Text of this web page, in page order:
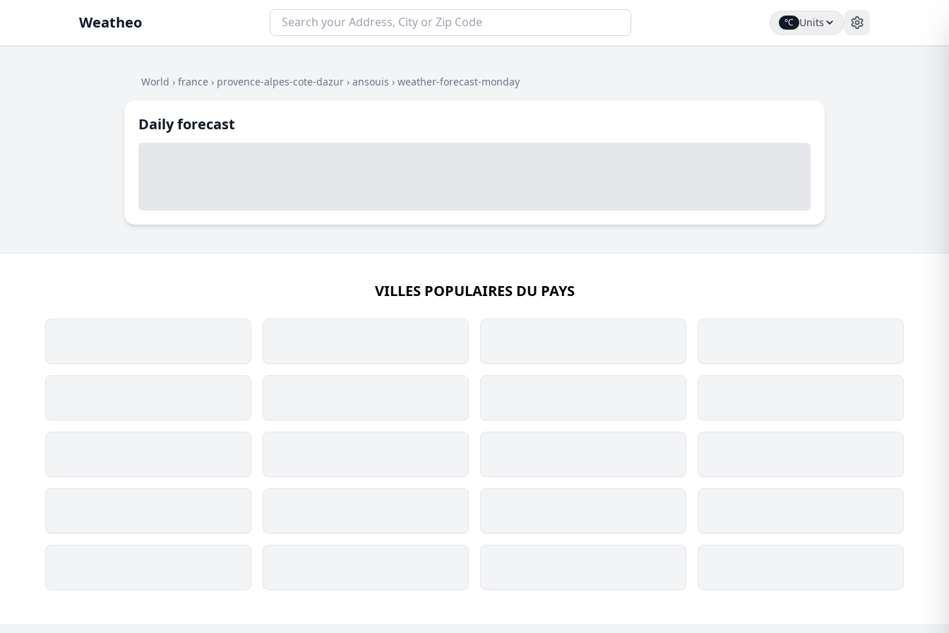
Weatheo °C Units
World › france › provence-alpes-cote-dazur › ansouis › weather-forecast-monday
Daily forecast
VILLES POPULAIRES DU PAYS